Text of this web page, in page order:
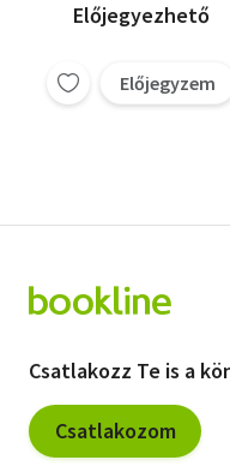
Előjegyezhető
Előjegyzem
Csatlakozz Te is a
Csatlakozom